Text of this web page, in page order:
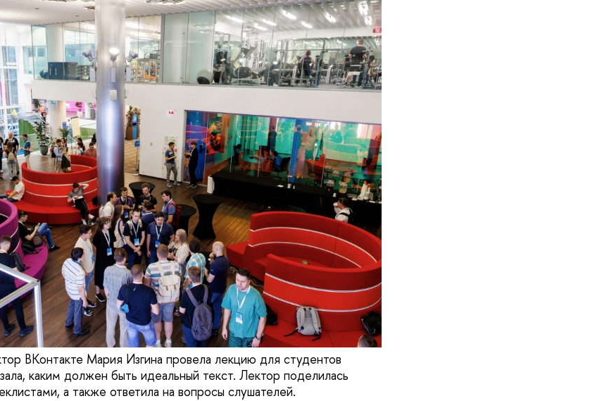
ВКонтакте Мария Изгина провела лекцию для студентов
каким должен быть идеальный текст. Лектор поделилась
а также ответила на вопросы слушателей.